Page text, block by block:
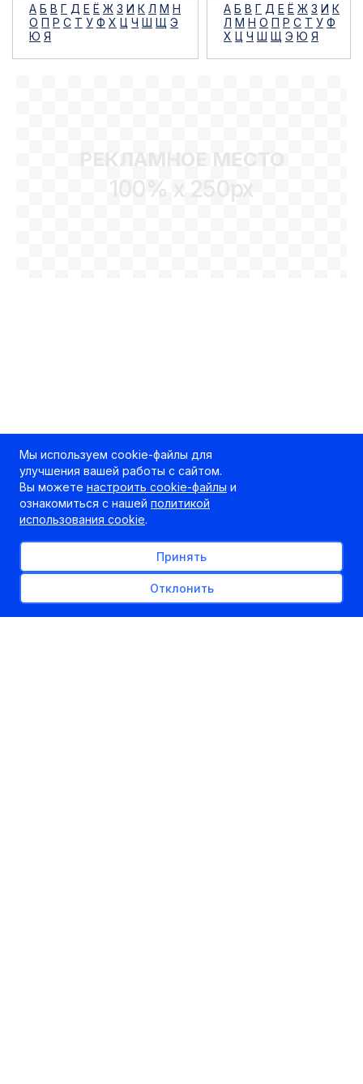
А Б В Г Д Е Ё Ж З И К Л М Н
О П Р С Т У Ф Х Ц Ч Ш Щ Э
Ю Я
А Б В Г Д Е Ё Ж З И К
Л М Н О П Р С Т У Ф
Х Ц Ч Ш Щ Э Ю Я
РЕКЛАМНОЕ МЕСТО
100% x 250px
Мы используем cookie-файлы для
улучшения вашей работы с сайтом.
Вы можете настроить cookie-файлы и
ознакомиться с нашей политикой
использования cookie.
Принять
Отклонить